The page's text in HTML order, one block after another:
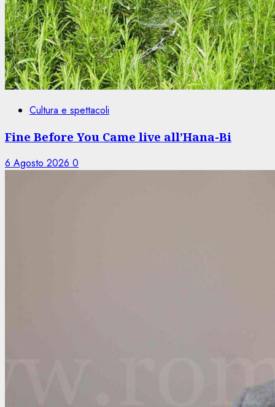
Cultura e spettacoli
Fine Before You Came live all’Hana-Bi
6 Agosto 2026 0